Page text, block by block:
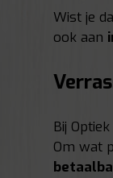
Wist je
ook aan
Bij
Om wat